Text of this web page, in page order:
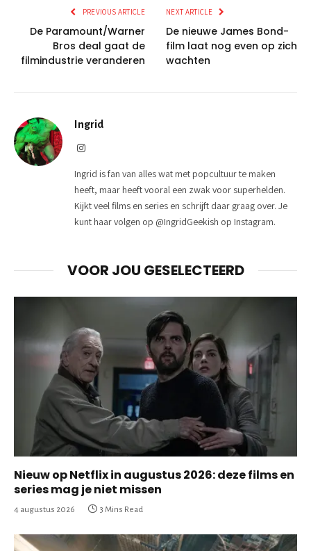
PREVIOUS ARTICLE
De Paramount/Warner
Bros deal gaat de
filmindustrie veranderen
NEXT ARTICLE
De nieuwe James Bond-
film laat nog even op zich
wachten
Ingrid
Instagram
Ingrid is fan van alles wat met popcultuur te maken
heeft, maar heeft vooral een zwak voor superhelden.
Kijkt veel films en series en schrijft daar graag over. Je
kunt haar volgen op @IngridGeekish op Instagram.
VOOR JOU GESELECTEERD
Nieuw op Netflix in augustus 2026: deze films en
series mag je niet missen
4 augustus 2026 3 Mins Read